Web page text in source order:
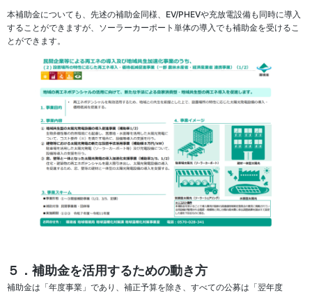
本補助金についても、先述の補助金同様、EV/PHEVや充放電設備も同時に導入
することができますが、ソーラーカーポート単体の導入でも補助金を受けるこ
とができます。
５．補助金を活用するための動き方
補助金は「年度事業」であり、補正予算を除き、すべての公募は「翌年度